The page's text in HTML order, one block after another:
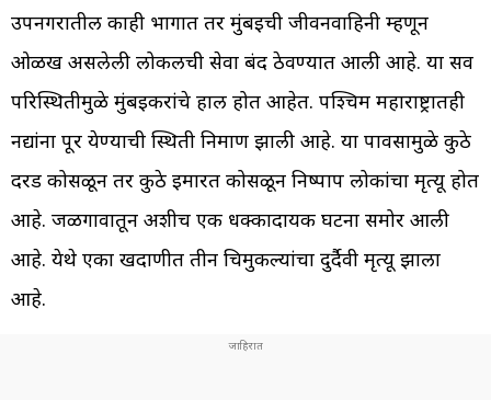
उपनगरातील काही भागात तर मुंबईची जीवनवाहिनी म्हणून
ओळख असलेली लोकलची सेवा बंद ठेवण्यात आली आहे. या सर्व
परिस्थितीमुळे मुंबईकरांचे हाल होत आहेत. पश्चिम महाराष्ट्रातही
नद्यांना पूर येण्याची स्थिती निर्माण झाली आहे. या पावसामुळे कुठे
दरड कोसळून तर कुठे इमारत कोसळून निष्पाप लोकांचा मृत्यू होत
आहे. जळगावातून अशीच एक धक्कादायक घटना समोर आली
आहे. येथे एका खदाणीत तीन चिमुकल्यांचा दुर्दैवी मृत्यू झाला
आहे.